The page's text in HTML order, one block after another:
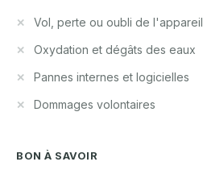
Vol, perte ou oubli de l'appareil
Oxydation et dégâts des eaux
Pannes internes et logicielles
Dommages volontaires
BON À SAVOIR